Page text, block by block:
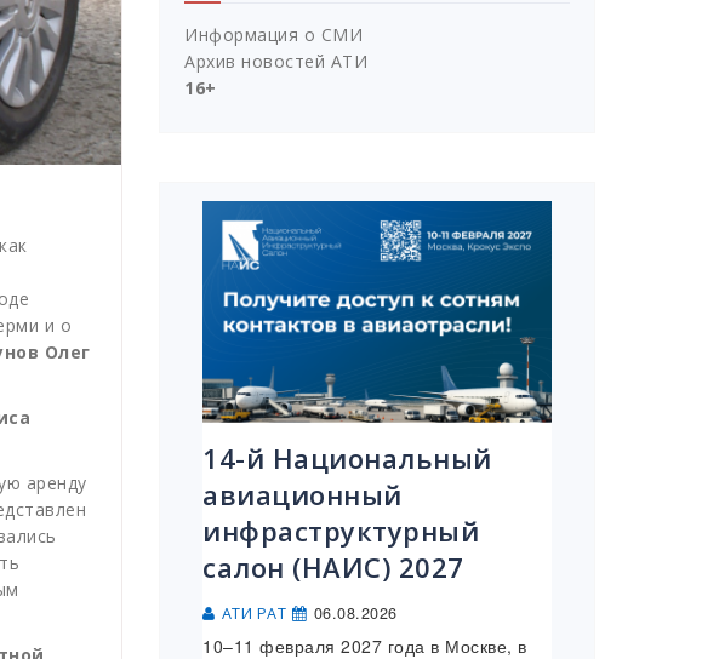
и о
Олег
аренду
Информация о СМИ
Архив новостей АТИ
16+
14-й Национальный
авиационный
инфраструктурный
салон (НАИС) 2027
АТИ РАТ 06.08.2026
10–11 февраля 2027 года в Москве, в